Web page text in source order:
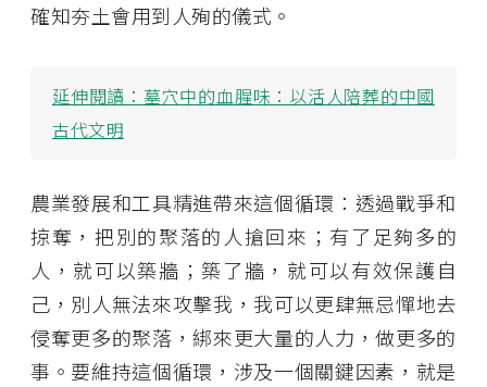
確知夯土會用到人殉的儀式。
延伸閱讀： 墓穴中的血腥味：以活人陪葬的中國
古代文明
農業發展和工具精進帶來這個循環：透過戰爭和
掠奪，把別的聚落的人搶回來；有了足夠多的
人，就可以築牆；築了牆，就可以有效保護自
己，別人無法來攻擊我，我可以更肆無忌憚地去
侵奪更多的聚落，綁來更大量的人力，做更多的
事。要維持這個循環，涉及一個關鍵因素，就是